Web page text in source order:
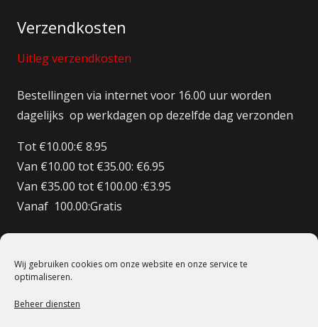
Wij gebruiken cookies om onze website en onze service te
optimaliseren.
Beheer diensten
Verzendkosten
Uitleg verzendkosten
Bestellingen via internet voor 16.00 uur worden
dagelijks op werkdagen op dezelfde dag verzonden
Tot €10.00:€ 8.95
Van €10.00 tot €35.00: €6.95
Van €35.00 tot €100.00 :€3.95
Vanaf 100.00:Gratis
Bestellingen BE/DE:€ 12.50
Bestellingen BE Boven de €150 Gratis verzenden
Bestellingen FR:€15.00